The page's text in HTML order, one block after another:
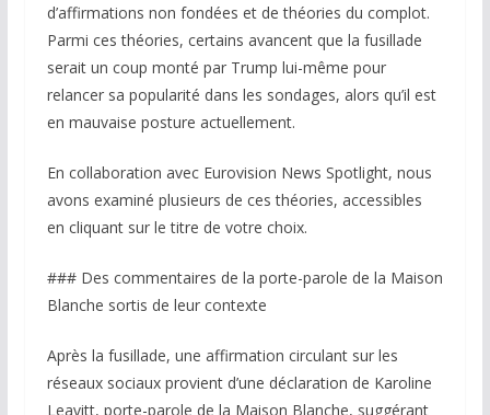
d’affirmations non fondées et de théories du complot.
Parmi ces théories, certains avancent que la fusillade
serait un coup monté par Trump lui-même pour
relancer sa popularité dans les sondages, alors qu’il est
en mauvaise posture actuellement.
En collaboration avec Eurovision News Spotlight, nous
avons examiné plusieurs de ces théories, accessibles
en cliquant sur le titre de votre choix.
### Des commentaires de la porte-parole de la Maison
Blanche sortis de leur contexte
Après la fusillade, une affirmation circulant sur les
réseaux sociaux provient d’une déclaration de Karoline
Leavitt, porte-parole de la Maison Blanche, suggérant